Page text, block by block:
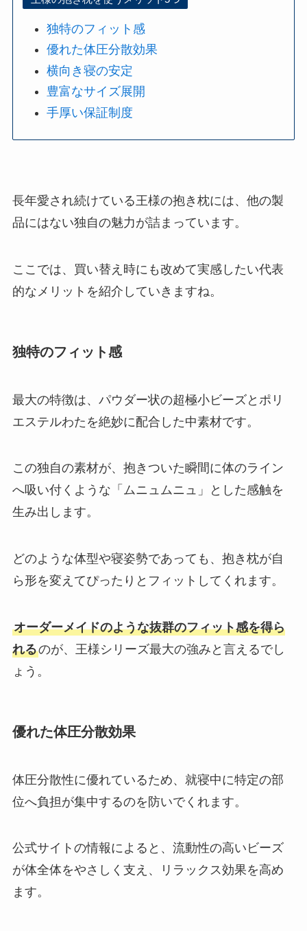
独特のフィット感
優れた体圧分散効果
横向き寝の安定
豊富なサイズ展開
手厚い保証制度
長年愛され続けている王様の抱き枕には、他の製
品にはない独自の魅力が詰まっています。
ここでは、買い替え時にも改めて実感したい代表
的なメリットを紹介していきますね。
独特のフィット感
最大の特徴は、パウダー状の超極小ビーズとポリ
エステルわたを絶妙に配合した中素材です。
この独自の素材が、抱きついた瞬間に体のライン
へ吸い付くような「ムニュムニュ」とした感触を
生み出します。
どのような体型や寝姿勢であっても、抱き枕が自
ら形を変えてぴったりとフィットしてくれます。
オーダーメイドのような抜群のフィット感を得ら
れるのが、王様シリーズ最大の強みと言えるでし
ょう。
優れた体圧分散効果
体圧分散性に優れているため、就寝中に特定の部
位へ負担が集中するのを防いでくれます。
公式サイトの情報によると、流動性の高いビーズ
が体全体をやさしく支え、リラックス効果を高め
ます。